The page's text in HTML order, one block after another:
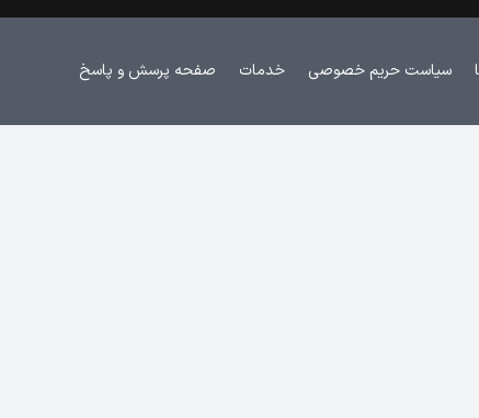
سیاست حریم خصوصی خدمات صفحه پرسش و پاسخ